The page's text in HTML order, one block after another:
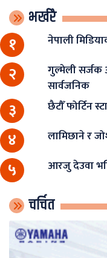
भर्खरै
१ नेपाली
२
गुल्मेली सर्जक
सार्वजनिक
३ छैटौँ फोर्टिन
४ लामिछाने र
५ आरजु देउवा
चर्चित